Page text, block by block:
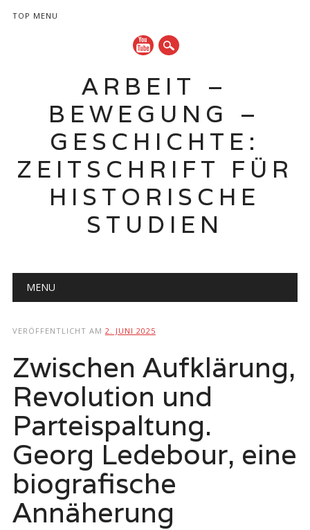
TOP MENU
ARBEIT –
BEWEGUNG –
GESCHICHTE:
ZEITSCHRIFT FÜR
HISTORISCHE
STUDIEN
Hauptmenü
MENU
VERÖFFENTLICHT AM 2. JUNI 2025
Zwischen Aufklärung,
Revolution und
Parteispaltung.
Georg Ledebour, eine
biografische
Annäherung